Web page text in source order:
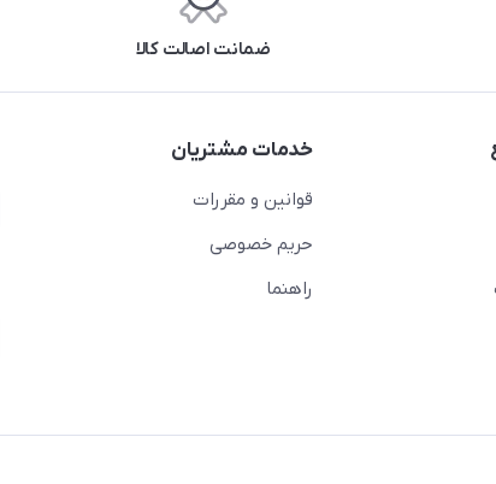
ضمانت اصالت کالا
خدمات مشتریان
قوانین و مقررات
حریم خصوصی
راهنما